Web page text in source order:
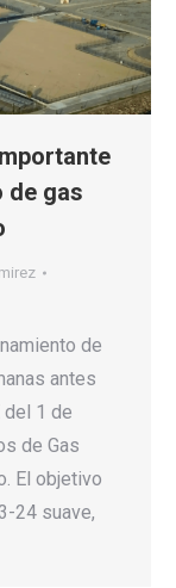
de gas
de
antes
del 1 de
de Gas
El objetivo
24 suave,